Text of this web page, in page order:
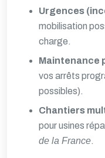
Urgences
mobilisation
charge.
Maintenance
vos arrêts
possibles).
Chantiers
pour usines
de la France.